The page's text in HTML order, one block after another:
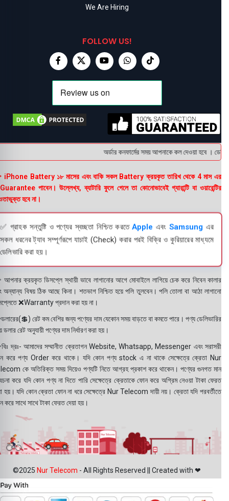
We Are Hiring
FOLLOW US!
অর্ডার কনফার্মের সময় আপনাকে কল দেওয়া হবে ।
Battery ১৮ মাসের এবং বাকি সকল Battery ক্রয়কৃত তারিখ থেকে 4 মাস এর
পাবেন। উল্লেখ্য, ব্যাটারি ফুলে গেলে তা কোনোভাবেই গ্যারান্টি বা ওয়ারেন্টির
হবে না।
✅ গ্রাহক সন্তুষ্টি ও পণ্যের স্বচ্ছতা নিশ্চিত করতে Apple এবং Samsungএর
সকল ধরনের ট্যাব সম্পূর্ণরূপে যাচাই (Check) করার পরই বিক্রি ও কুরিয়ারের মাধ্যমে
ডেলিভারি করা হয়।
ক্রয়কৃত ডিসপ্লে স্থায়ী ভাবে লাগানোর আগে মোবাইলে লাগিয়ে চেক করে নিবেন কালার
অন্যান্য বিষয় ঠিক আছে কিনা। শতভাগ নিশ্চিত হয়ে পলি তুলবেন। পলি তোলা বা আঠা লাগানো
❌Warranty প্রদান করা হয় না।
রেট কম বেশির জন্য পণ্যের দাম যেকোন সময় বাড়তে বা কমতে পারে। পণ্য ডেলিভারির
ডলার রেট অনুযায়ী পণ্যের দাম নির্ধারণ করা হয়।
দ্রঃ- আমাদের সম্মানীত ক্রেতাগন Website, Whatsapp, Messenger এবং সরাসরী
করে পণ্য Order করে থাকে। যদি কোন পণ্য stock এ না থাকে সেক্ষেত্রে ক্রেতা Nur
কে অতিরিক্ত সময় দিয়েও পণ্যটি নিতে আগ্রহ প্রকাশ করে থাকেন। পণ্যের গুনগত মান
করে যদি কোন পণ্য না দিতে পারি সেক্ষেত্রে ক্রেতাকে ফোন করে অগ্রিম নেওয়া টাকা ফেরত
হয়। যদি কোন ক্রেতা ফোন না ধরে সেক্ষেত্রে Nur Telecom দায়ী নয়। ক্রেতা যদি পরবর্তীতে
করে সাথে সাথে টাকা ফেরত দেয়া হয়।
©2025 Nur Telecom - All Rights Reserved || Created with ❤